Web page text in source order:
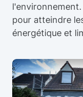
pour atteindre
énergétique et